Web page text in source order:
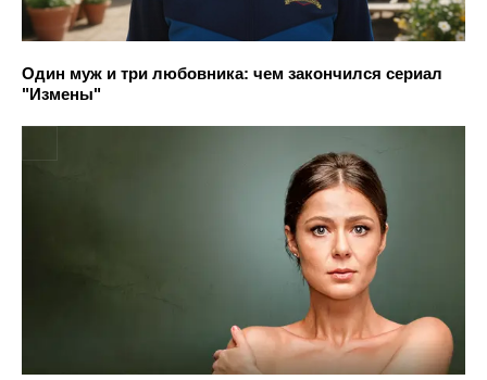
Один муж и три любовника: чем закончился сериал
"Измены"